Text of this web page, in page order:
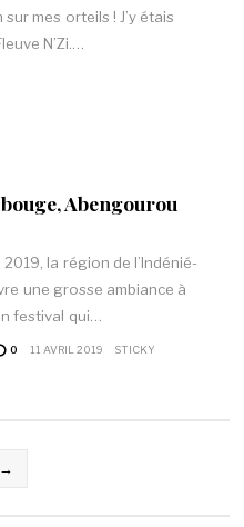
mes orteils ! J’y étais
N’Zi.…
Abengourou
2019, la région de l’Indénié-
une grosse ambiance à
festival qui…
0 11 AVRIL 2019 STICKY
→